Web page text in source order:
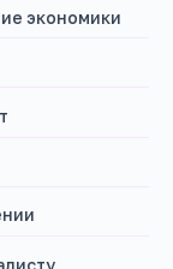
экономики